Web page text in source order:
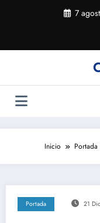
7
Inicio Portada
Portada 21